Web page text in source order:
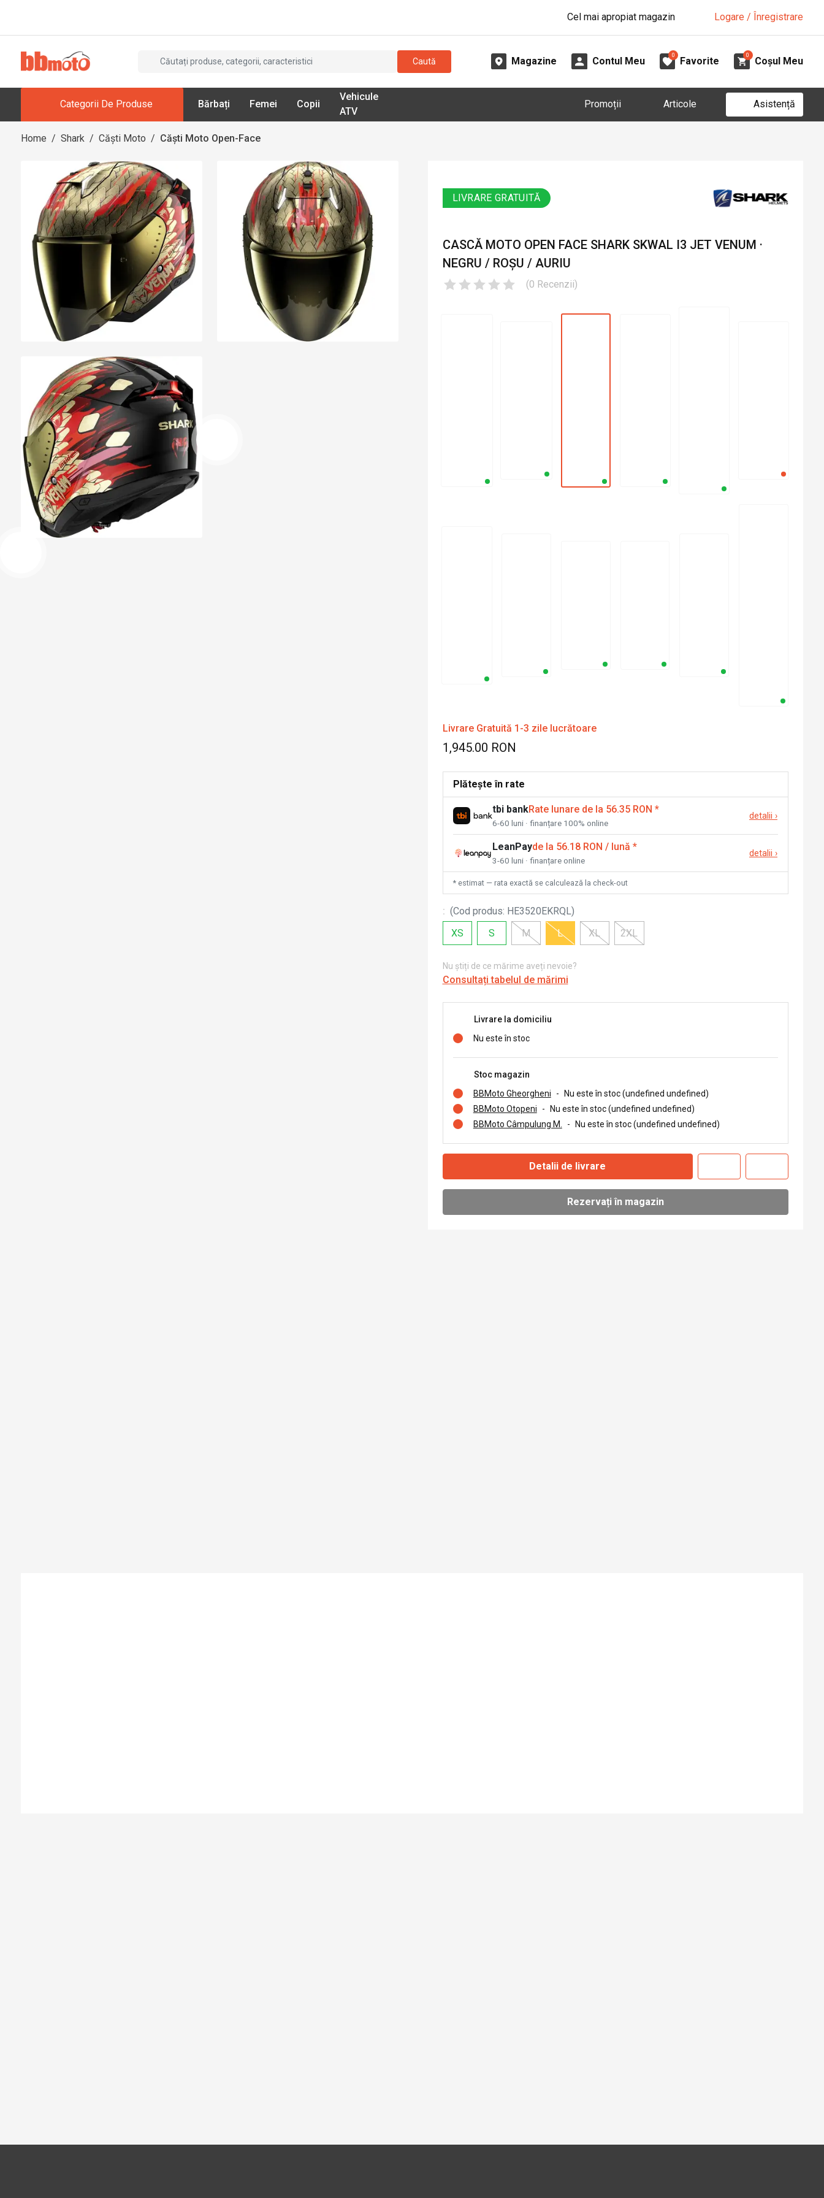
Cel mai apropiat magazin Logare / Înregistrare
Caută Magazine Contul Meu
0
Favorite
0
Coșul Meu
Categorii De Produse Bărbați Femei Copii
Vehicule
ATV
Promoții Articole Asistență
Home / Shark / Căști Moto / Căști Moto Open-Face
LIVRARE GRATUITĂ
CASCĂ MOTO OPEN FACE SHARK SKWAL I3 JET VENUM ·
NEGRU / ROȘU / AURIU
(0 Recenzii)
Livrare Gratuită 1-3 zile lucrătoare
1,945.00 RON
Plătește în rate
tbi bankRate lunare de la 56.35 RON *
6-60 luni · finanțare 100% online
detalii ›
LeanPayde la 56.18 RON / lună *
3-60 luni · finanțare online
detalii ›
* estimat — rata exactă se calculează la check-out
: (Cod produs: HE3520EKRQL)
XS
S M L XL 2XL
Nu știți de ce mărime aveți nevoie?
Consultați tabelul de mărimi
Livrare la domiciliu
Nu este în stoc
Stoc magazin
BBMoto Gheorgheni
-
Nu este în stoc (undefined undefined)
BBMoto Otopeni
-
Nu este în stoc (undefined undefined)
BBMoto Câmpulung M.
- Nu este în stoc (undefined undefined)
Detalii de livrare
Rezervați în magazin